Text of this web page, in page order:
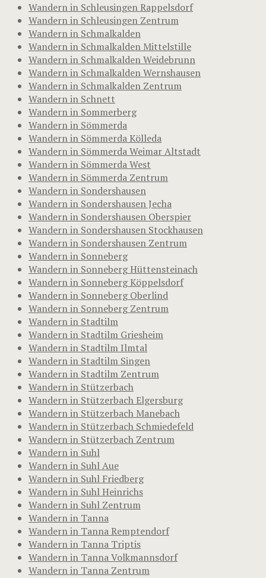
Wandern in Schleusingen Rappelsdorf
Wandern in Schleusingen Zentrum
Wandern in Schmalkalden
Wandern in Schmalkalden Mittelstille
Wandern in Schmalkalden Weidebrunn
Wandern in Schmalkalden Wernshausen
Wandern in Schmalkalden Zentrum
Wandern in Schnett
Wandern in Sommerberg
Wandern in Sömmerda
Wandern in Sömmerda Kölleda
Wandern in Sömmerda Weimar Altstadt
Wandern in Sömmerda West
Wandern in Sömmerda Zentrum
Wandern in Sondershausen
Wandern in Sondershausen Jecha
Wandern in Sondershausen Oberspier
Wandern in Sondershausen Stockhausen
Wandern in Sondershausen Zentrum
Wandern in Sonneberg
Wandern in Sonneberg Hüttensteinach
Wandern in Sonneberg Köppelsdorf
Wandern in Sonneberg Oberlind
Wandern in Sonneberg Zentrum
Wandern in Stadtilm
Wandern in Stadtilm Griesheim
Wandern in Stadtilm Ilmtal
Wandern in Stadtilm Singen
Wandern in Stadtilm Zentrum
Wandern in Stützerbach
Wandern in Stützerbach Elgersburg
Wandern in Stützerbach Manebach
Wandern in Stützerbach Schmiedefeld
Wandern in Stützerbach Zentrum
Wandern in Suhl
Wandern in Suhl Aue
Wandern in Suhl Friedberg
Wandern in Suhl Heinrichs
Wandern in Suhl Zentrum
Wandern in Tanna
Wandern in Tanna Remptendorf
Wandern in Tanna Triptis
Wandern in Tanna Volkmannsdorf
Wandern in Tanna Zentrum